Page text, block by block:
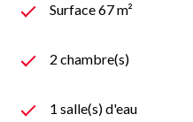
Surface 67 m²
2 chambre(s)
1 salle(s) d'eau